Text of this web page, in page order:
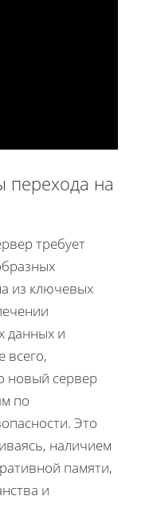
перехода на
требует
из ключевых
данных и
всего,
новый сервер
по
Это
наличием
памяти,
и